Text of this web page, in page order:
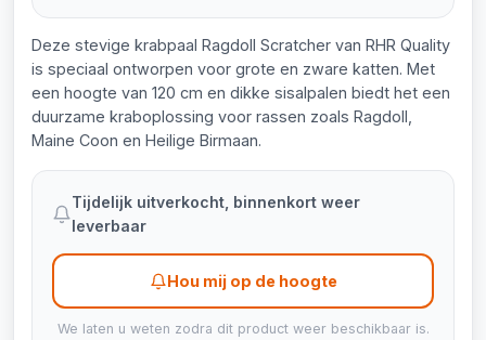
Deze stevige krabpaal Ragdoll Scratcher van RHR Quality
is speciaal ontworpen voor grote en zware katten. Met
een hoogte van 120 cm en dikke sisalpalen biedt het een
duurzame kraboplossing voor rassen zoals Ragdoll,
Maine Coon en Heilige Birmaan.
Tijdelijk uitverkocht, binnenkort weer
leverbaar
Hou mij op de hoogte
We laten u weten zodra dit product weer beschikbaar is.